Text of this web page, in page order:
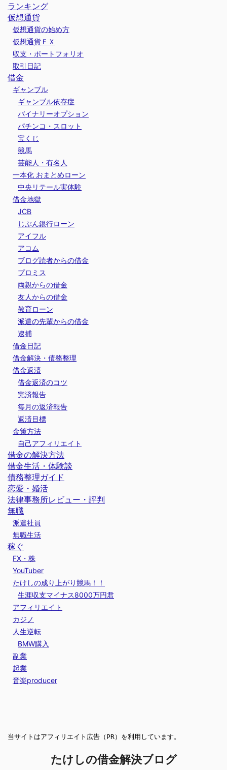
ランキング
仮想通貨
仮想通貨の始め方
仮想通貨ＦＸ
収支・ポートフォリオ
取引日記
借金
ギャンブル
ギャンブル依存症
バイナリーオプション
パチンコ・スロット
宝くじ
競馬
芸能人・有名人
一本化 おまとめローン
中央リテール実体験
借金地獄
JCB
じぶん銀行ローン
アイフル
アコム
ブログ読者からの借金
プロミス
両親からの借金
友人からの借金
教育ローン
派遣の先輩からの借金
逮捕
借金日記
借金解決・債務整理
借金返済
借金返済のコツ
完済報告
毎月の返済報告
返済目標
金策方法
自己アフィリエイト
借金の解決方法
借金生活・体験談
債務整理ガイド
恋愛・婚活
法律事務所レビュー・評判
無職
派遣社員
無職生活
稼ぐ
FX・株
YouTuber
たけしの成り上がり競馬！！
生涯収支マイナス8000万円君
アフィリエイト
カジノ
人生逆転
BMW購入
副業
起業
音楽producer
当サイトはアフィリエイト広告（PR）を利用しています。
たけしの借金解決ブログ